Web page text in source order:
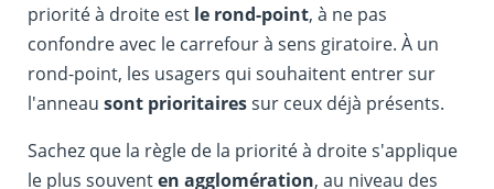
priorité à droite est le rond-point, à ne pas
confondre avec le carrefour à sens giratoire. À un
rond-point, les usagers qui souhaitent entrer sur
l'anneau sont prioritairessur ceux déjà présents.
Sachez que la règle de la priorité à droite s'applique
le plus souventen agglomération, au niveau des